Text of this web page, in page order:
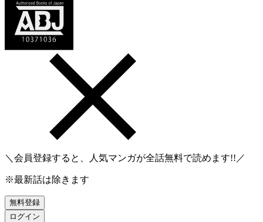
＼会員登録すると、人気マンガが全話無料で読めます!!／
※最新話は除きます
無料登録
ログイン